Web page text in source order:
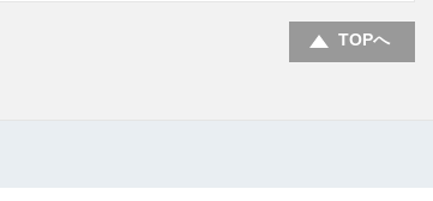
TOPへ